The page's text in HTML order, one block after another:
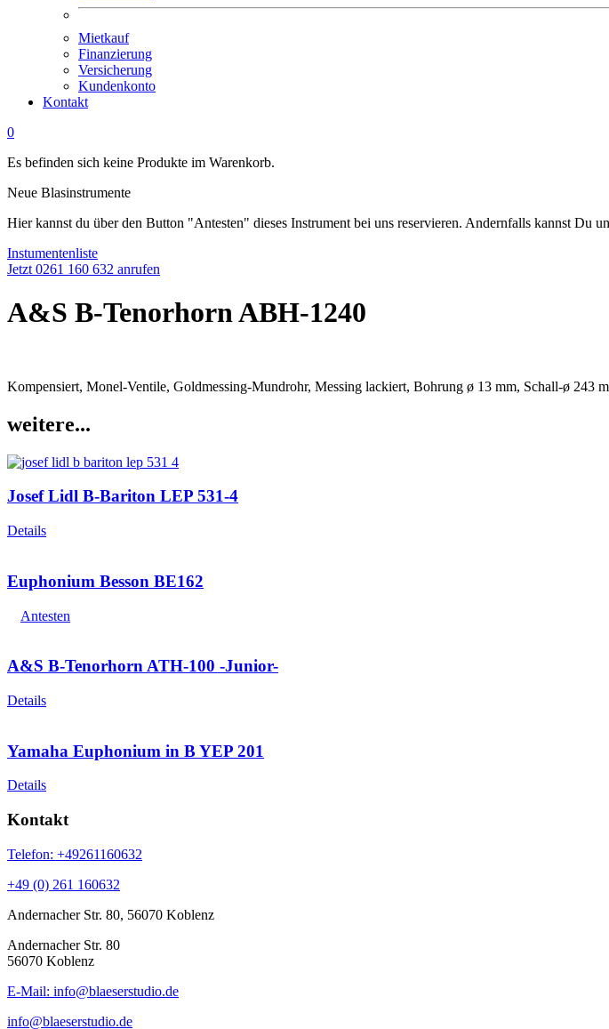
Mietkauf
Finanzierung
Versicherung
Kundenkonto
Kontakt
0
Es befinden sich keine Produkte im Warenkorb.
Neue Blasinstrumente
Hier kannst du über den Button "Antesten" dieses Instrument bei uns reservieren. Andernfalls kannst Du
Instumentenliste
Jetzt 0261 160 632 anrufen
A&S B-Tenorhorn ABH-1240
Kompensiert, Monel-Ventile, Goldmessing-Mundrohr, Messing lackiert, Bohrung ø 13 mm, Schall-ø 243
weitere...
Josef Lidl B-Bariton LEP 531-4
Details
Euphonium Besson BE162
Antesten
A&S B-Tenorhorn ATH-100 -Junior-
Details
Yamaha Euphonium in B YEP 201
Details
Kontakt
Telefon: +49261160632
+49 (0) 261 160632
Andernacher Str. 80, 56070 Koblenz
Andernacher Str. 80
56070 Koblenz
E-Mail: info@blaeserstudio.de
info@blaeserstudio.de